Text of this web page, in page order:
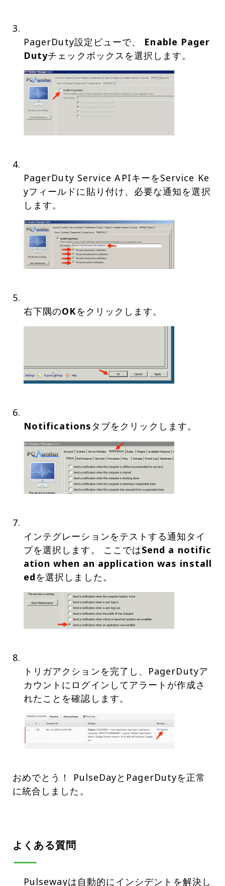
PagerDuty設定ビューで、 Enable Pager
Duty
PagerDuty Service APIキーをService Ke
yフィールドに貼り付け、必要な通知を選択
右下隅のOK
Notifications
インテグレーションをテストする通知タイ
プを選択します。 ここではSend a notific
ation when an application was install
ed
トリガアクションを完了し、PagerDutyア
カウントにログインしてアラートが作成さ
おめでとう！ PulseDayとPagerDutyを正常
に統合しました。
よくある質問
Pulsewayは自動的にインシデントを解決し